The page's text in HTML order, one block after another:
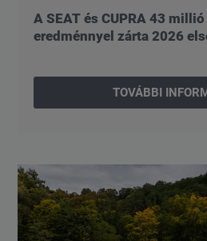
A SEAT és CUPRA 43
eredménnyel zárta 2026
TOVÁBBI